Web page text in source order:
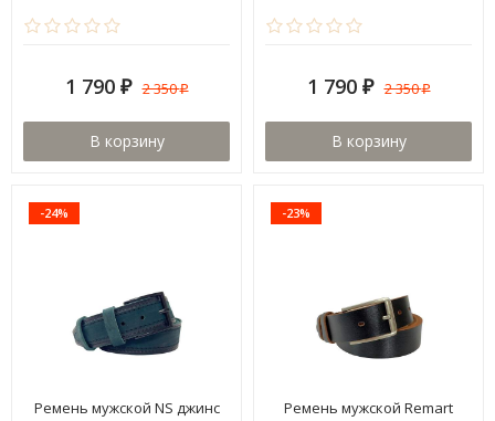
1 790 ₽ 2 350₽
В корзину
1 790 ₽ 2 350₽
В корзину
-24%
Ремень мужской NS джинс
-23%
Ремень мужской Remart